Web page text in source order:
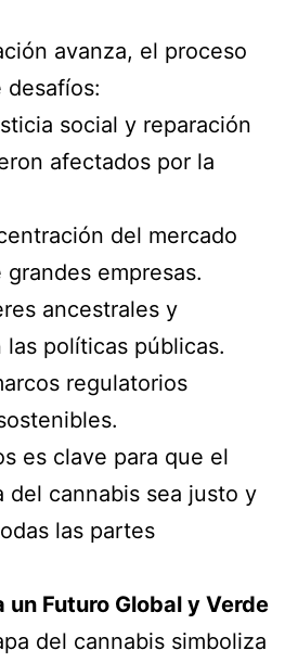
avanza, el proceso
social y reparación
afectados por la
del mercado
grandes empresas.
ancestrales y
las políticas públicas.
regulatorios
es clave para que el
del cannabis sea justo y
las partes
un Futuro Global y Verde
del cannabis simboliza